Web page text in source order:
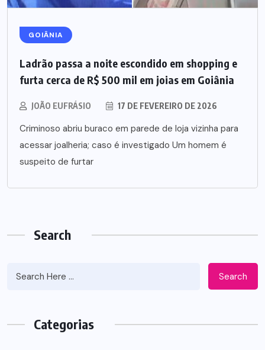
GOIÂNIA
Ladrão passa a noite escondido em shopping e
furta cerca de R$ 500 mil em joias em Goiânia
JOÃO EUFRÁSIO 17 DE FEVEREIRO DE 2026
Criminoso abriu buraco em parede de loja vizinha para
acessar joalheria; caso é investigado Um homem é
suspeito de furtar
Search
Search
Categorias